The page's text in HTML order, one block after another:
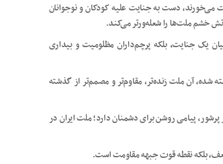
دست به جنایت علیه کودکان و نوجوانان
خشم ملت‌ها را شعله‌ورتر می‌کند.
یک جنایت، بلکه پرچم‌داران مظلومیت و بیداری
آن ملت زنده‌تر، مقاوم‌تر و مصمم‌تر از گذشته
پیامی روشن برای دشمنان دارد؛ ملت ایران در
بلکه نقطه قوت جبهه مقاومت است.